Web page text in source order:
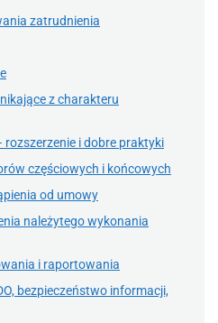
zatrudnienia
z charakteru
i dobre praktyki
częściowych i końcowych
od umowy
należytego wykonania
i raportowania
bezpieczeństwo informacji,